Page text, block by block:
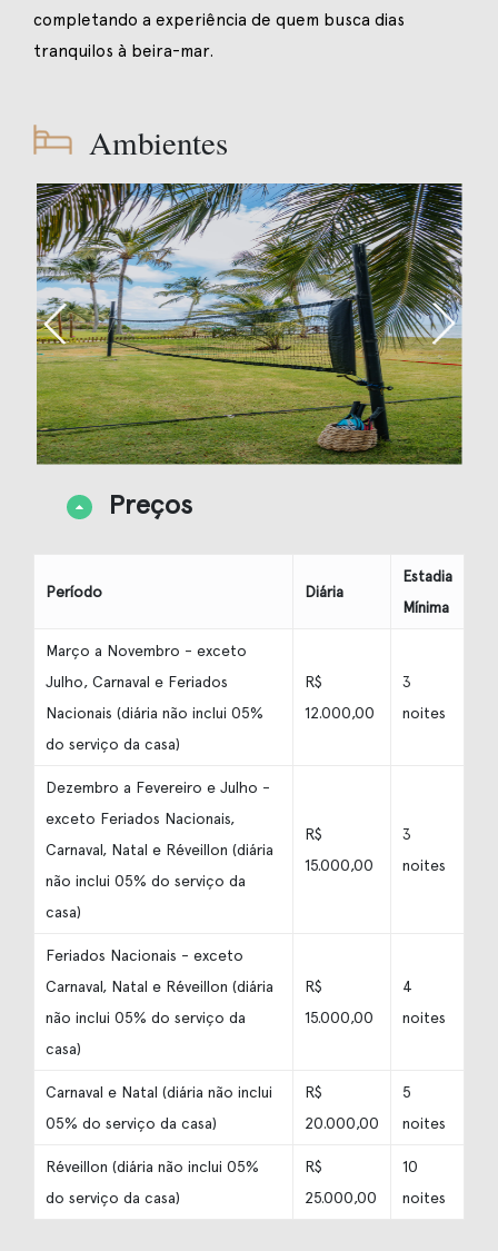
completando a experiência de quem busca dias
tranquilos à beira-mar.
Ambientes
Preços
Período Diária
Estadia
Mínima
Março a Novembro - exceto
Julho, Carnaval e Feriados
Nacionais (diária não inclui 05%
do serviço da casa)
R$
12.000,00
3
noites
Dezembro a Fevereiro e Julho -
exceto Feriados Nacionais,
Carnaval, Natal e Réveillon (diária
não inclui 05% do serviço da
casa)
R$
15.000,00
3
noites
Feriados Nacionais - exceto
Carnaval, Natal e Réveillon (diária
não inclui 05% do serviço da
casa)
R$
15.000,00
4
noites
Carnaval e Natal (diária não inclui
05% do serviço da casa)
R$
20.000,00
5
noites
Réveillon (diária não inclui 05%
do serviço da casa)
R$
25.000,00
10
noites